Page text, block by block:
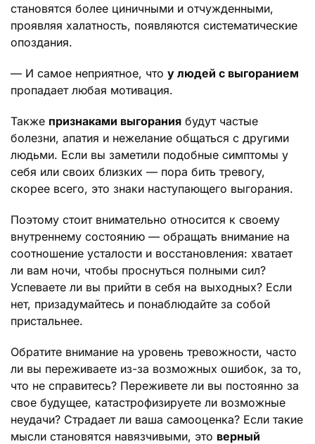
становятся более циничными и отчужденными,
проявляя халатность, появляются систематические
опоздания.
— И самое неприятное, что у людей с выгоранием
пропадает любая мотивация.
Также признаками выгорания будут частые
болезни, апатия и нежелание общаться с другими
людьми. Если вы заметили подобные симптомы у
себя или своих близких — пора бить тревогу,
скорее всего, это знаки наступающего выгорания.
Поэтому стоит внимательно относится к своему
внутреннему состоянию — обращать внимание на
соотношение усталости и восстановления: хватает
ли вам ночи, чтобы проснуться полными сил?
Успеваете ли вы прийти в себя на выходных? Если
нет, призадумайтесь и понаблюдайте за собой
пристальнее.
Обратите внимание на уровень тревожности, часто
ли вы переживаете из-за возможных ошибок, за то,
что не справитесь? Переживете ли вы постоянно за
свое будущее, катастрофизируете ли возможные
неудачи? Страдает ли ваша самооценка? Если такие
мысли становятся навязчивыми, это верный